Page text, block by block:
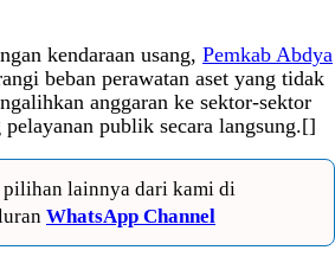
kendaraan usang, Pemkab Abdya
beban perawatan aset yang tidak
anggaran ke sektor-sektor
publik secara langsung.[]
pilihan lainnya dari kami di
WhatsApp Channel